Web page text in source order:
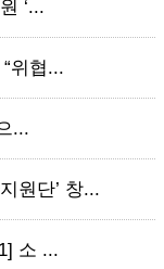
‘...
위협...
...
원단’ 창...
소 ...